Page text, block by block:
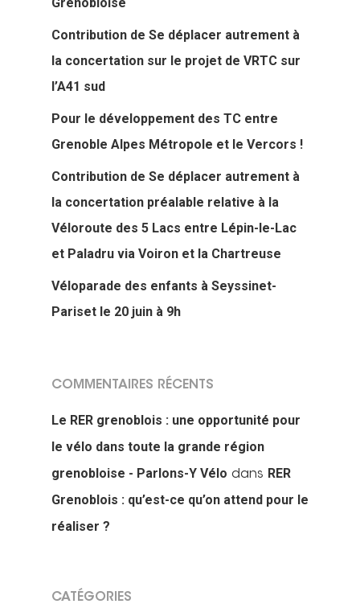
Contribution de Se déplacer autrement à
la concertation sur le projet de VRTC sur
l’A41 sud
Pour le développement des TC entre
Grenoble Alpes Métropole et le Vercors !
Contribution de Se déplacer autrement à
la concertation préalable relative à la
Véloroute des 5 Lacs entre Lépin-le-Lac
et Paladru via Voiron et la Chartreuse
Véloparade des enfants à Seyssinet-
Pariset le 20 juin à 9h
COMMENTAIRES RÉCENTS
Le RER grenoblois : une opportunité pour
le vélo dans toute la grande région
grenobloise - Parlons-Y Vélo dans RER
Grenoblois : qu’est-ce qu’on attend pour le
réaliser ?
CATÉGORIES